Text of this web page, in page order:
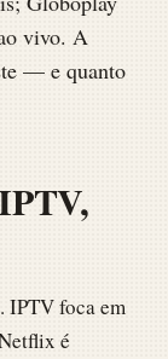
vivo. A
— e quanto
IPTV foca em
é